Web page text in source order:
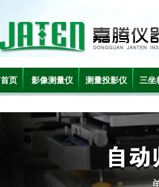
首页 影像测量仪 测量投影仪 三坐